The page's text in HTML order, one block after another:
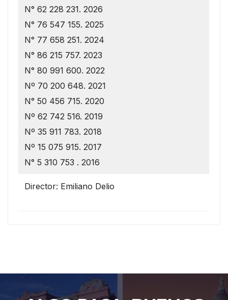
N° 62 228 231. 2026
N° 76 547 155. 2025
N° 77 658 251. 2024
N° 86 215 757. 2023
N° 80 991 600. 2022
Nº 70 200 648. 2021
N° 50 456 715. 2020
Nº 62 742 516. 2019
Nº 35 911 783. 2018
Nº 15 075 915. 2017
N° 5 310 753 . 2016
Director: Emiliano Delio